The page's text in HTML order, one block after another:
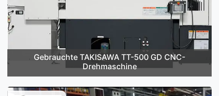
Gebrauchte TAKISAWA TT-500 GD CNC-
Drehmaschine